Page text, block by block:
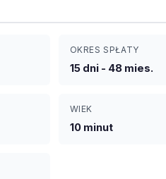
OKRES SPŁATY
15 dni - 48 mies.
WIEK
10 minut